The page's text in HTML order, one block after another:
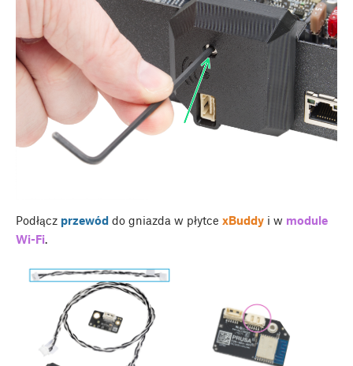
Podłącz przewód do gniazda w płytce xBuddy i w module
Wi-Fi.